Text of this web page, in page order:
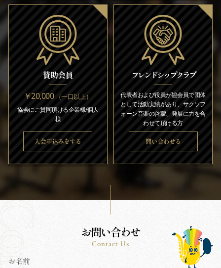
賛助会員
￥20,000（一口以上）
協会にご賛同頂ける企業様/個人
様
入会申込みをする
フレンドシップクラブ
代表者および役員が協会員で団体
として活動実績があり、サクソフ
ォーン音楽の啓蒙、発展に力を合
わせて頂ける方
問い合わせる
お問い合わせ
Contact Us
お名前